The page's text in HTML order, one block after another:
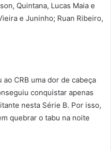
Quintana, Lucas Maia e
e Juninho; Ruan Ribeiro,
CRB uma dor de cabeça
conquistar apenas
nesta Série B. Por isso,
quebrar o tabu na noite